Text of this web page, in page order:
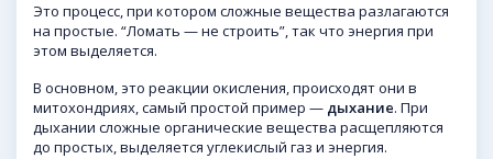
Это процесс, при котором сложные вещества разлагаются
на простые. “Ломать — не строить”, так что энергия при
этом выделяется.
В основном, это реакции окисления, происходят они в
митохондриях, самый простой пример — дыхание. При
дыхании сложные органические вещества расщепляются
до простых, выделяется углекислый газ и энергия.